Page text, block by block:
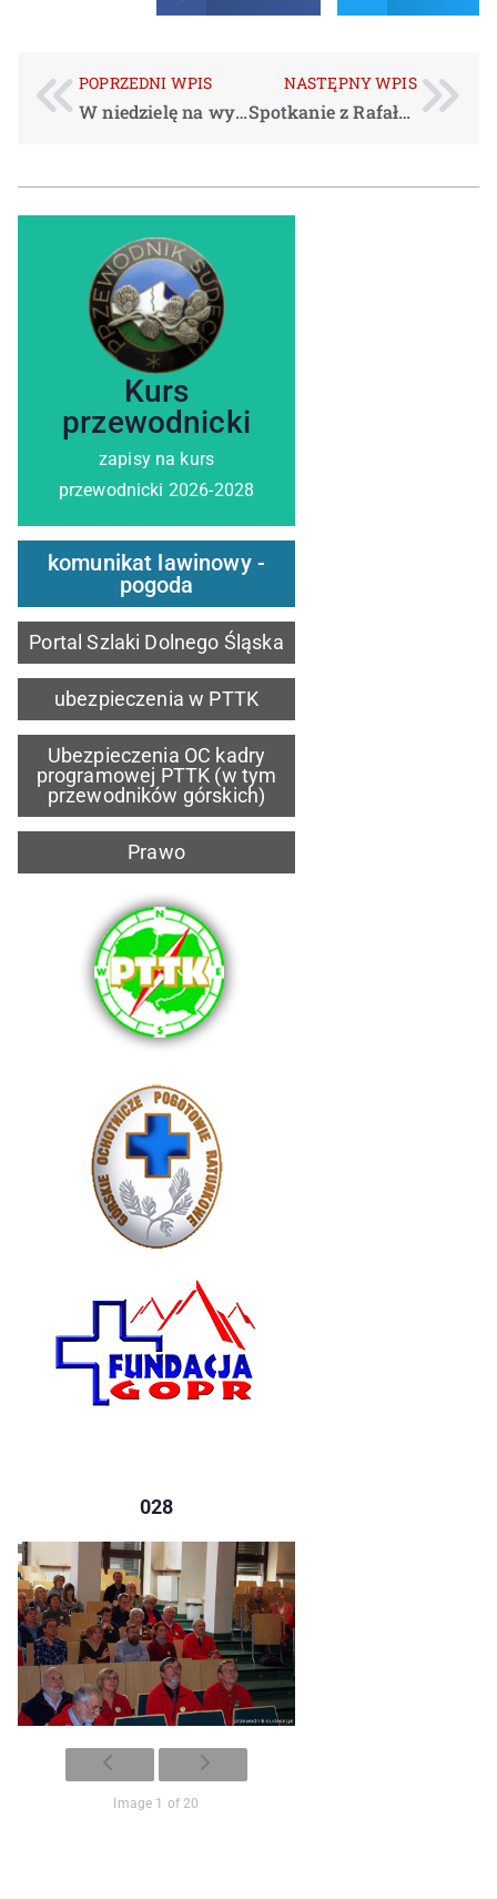
POPRZEDNI WPIS
W niedzielę na wycieczkę 7.04.2019
NASTĘPNY WPIS
Spotkanie z Rafałem Fronią
Kurs
przewodnicki
zapisy na kurs
przewodnicki 2026-2028
zobacz szczegóły
komunikat lawinowy -
pogoda
Portal Szlaki Dolnego Śląska
ubezpieczenia w PTTK
Ubezpieczenia OC kadry
programowej PTTK (w tym
przewodników górskich)
Prawo
028
Image 1 of 20